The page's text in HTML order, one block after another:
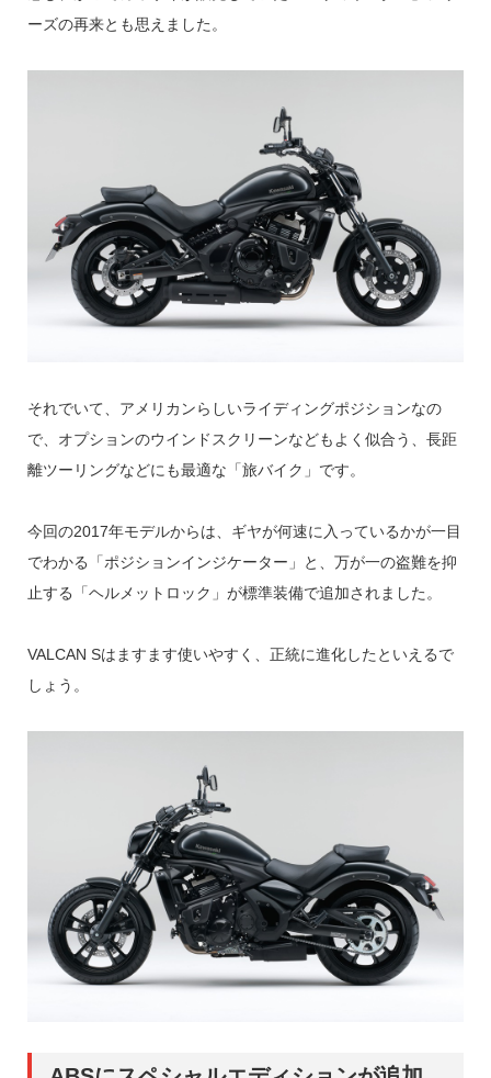
ーズの再来とも思えました。
それでいて、アメリカンらしいライディングポジションなの
で、オプションのウインドスクリーンなどもよく似合う、長距
離ツーリングなどにも最適な「旅バイク」です。
今回の2017年モデルからは、ギヤが何速に入っているかが一目
でわかる「ポジションインジケーター」と、万が一の盗難を抑
止する「ヘルメットロック」が標準装備で追加されました。
VALCAN Sはますます使いやすく、正統に進化したといえるで
しょう。